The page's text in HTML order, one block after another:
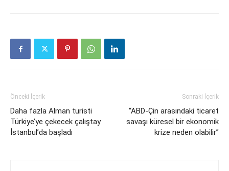
Önceki İçerik
Daha fazla Alman turisti
Türkiye’ye çekecek çalıştay
İstanbul’da başladı
Sonraki İçerik
“ABD-Çin arasındaki ticaret
savaşı küresel bir ekonomik
krize neden olabilir”